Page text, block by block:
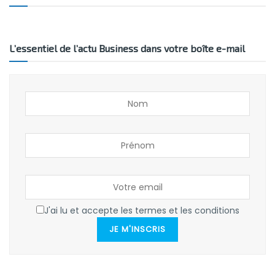
L’essentiel de l’actu Business dans votre boîte e-mail
J'ai lu et accepte les termes et les conditions
JE M'INSCRIS